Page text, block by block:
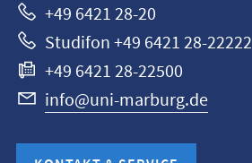
+49 6421 28-20
Studifon +49 6421 28-22222
+49 6421 28-22500
info@uni-marburg.de